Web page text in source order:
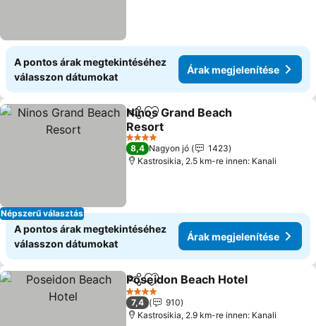
A pontos árak megtekintéséhez
válasszon dátumokat
Árak megjelenítése
Népszerű választás
Megosztás
Hozzáadás a kedvencekhez
Ninos Grand Beach
Resort
4 Kategória
8,4 Nagyon jó
1423
Kastrosikia, 2.5 km-re innen: Kanali
A pontos árak megtekintéséhez
válasszon dátumokat
Árak megjelenítése
MegosztásHozzáadás a kedvencekhez
Poseidon Beach Hotel
4 Kategória
7,4
910
Kastrosikia, 2.9 km-re innen: Kanali